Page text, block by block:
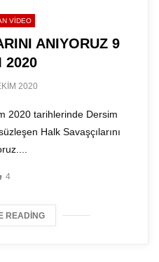
VIDEO
ANIYORUZ 9
2020
2020
2020 tarihlerinde Dersim
Halk Savaşçılarını
4
READING